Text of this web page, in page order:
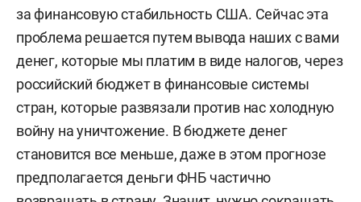
за финансовую стабильность США. Сейчас эта
проблема решается путем вывода наших с вами
денег, которые мы платим в виде налогов, через
российский бюджет в финансовые системы
стран, которые развязали против нас холодную
войну на уничтожение. В бюджете денег
становится все меньше, даже в этом прогнозе
предполагается деньги ФНБ частично